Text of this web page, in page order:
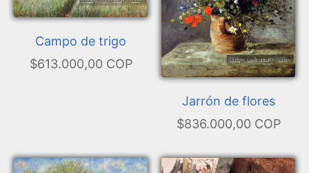
Campo de trigo
$613.000,00 COP
Jarrón de flores
$836.000,00 COP